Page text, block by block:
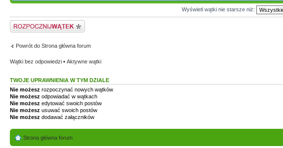
Wyświetl wątki nie starsze niż:
Napisz wątek
Powrót do Strona główna forum
Wątki bez odpowiedzi • Aktywne wątki
TWOJE UPRAWNIENIA W TYM DZIALE
Nie możesz rozpoczynać nowych wątków
Nie możesz odpowiadać w wątkach
Nie możesz edytować swoich postów
Nie możesz usuwać swoich postów
Nie możesz dodawać załączników
Strona główna forum